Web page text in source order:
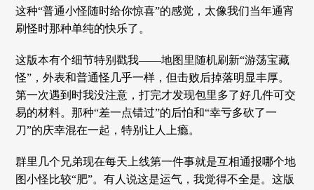
这种“普通小怪随时给你惊喜”的感觉，太像我们当年通宵
刷怪时那种单纯的快乐了。
这版本有个细节特别戳我——地图里随机刷新“游荡宝藏
怪”，外表和普通怪几乎一样，但击败后掉落明显丰厚。
第一次遇到时我没注意，打完才发现包里多了好几件可交
易的材料。那种“差一点错过”的后怕和“幸亏多砍了一
刀”的庆幸混在一起，特别让人上瘾。
群里几个兄弟现在每天上线第一件事就是互相通报哪个地
图小怪比较“肥”。有人说这是运气，我觉得不全是。这版